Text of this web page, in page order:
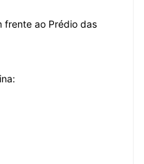
frente ao Prédio das